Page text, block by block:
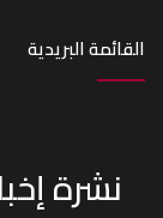
القائمة البريدية
نشرة